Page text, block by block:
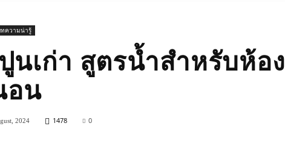
ความน่ารู้
นเก่า สูตรน้ำสำหรับห้อง
อน
2024 1478 0